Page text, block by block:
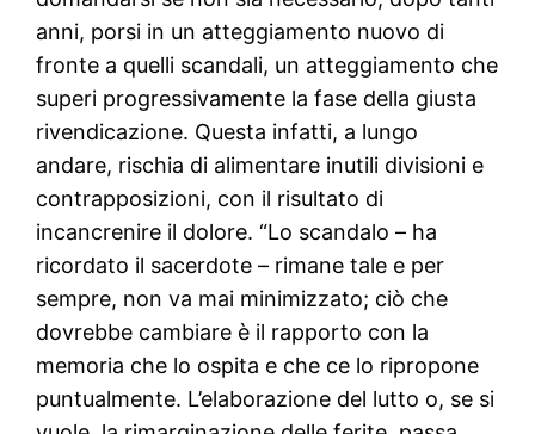
anni, porsi in un atteggiamento nuovo di
fronte a quelli scandali, un atteggiamento che
superi progressivamente la fase della giusta
rivendicazione. Questa infatti, a lungo
andare, rischia di alimentare inutili divisioni e
contrapposizioni, con il risultato di
incancrenire il dolore. “Lo scandalo – ha
ricordato il sacerdote – rimane tale e per
sempre, non va mai minimizzato; ciò che
dovrebbe cambiare è il rapporto con la
memoria che lo ospita e che ce lo ripropone
puntualmente. L’elaborazione del lutto o, se si